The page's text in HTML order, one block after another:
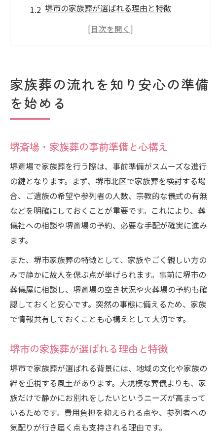
堺市の家族葬が選ばれる理由と特徴
堺斎場の家族葬で必要な手続きとは
堺斎場で行う家族葬の進行手順を解説
堺斎場・家族葬の進行手順とポイント
家族葬のタイムスケジュール作成法
家族葬の式場選びと堺斎場利用の流れ
葬儀の段取りが分かる安心ガイド
堺斎場・家族葬の段取り全体像とは
堺斎場・家族葬の事前確認事項まとめ
家族葬の進行で注意したい堺斎場の特徴
スト
堺斎場・家族葬で困らない段取りのコツ
堺市で家族葬を円滑に進めるヒントとは
堺斎場・家族葬を円滑に進める工夫
堺市家族葬の失敗しない進行ポイント
堺斎場・家族葬の相談先とサポート体制
堺市の家族葬に適した堺斎場の選び方
堺斎場・家族葬のスムーズな段取り方法
火葬場の利用や駐車場確保のポイント
堺斎場・家族葬で火葬場利用時の注意点
堺斎場・家族葬の駐車場確保とアクセス方
家族葬の流れを知り安心の準備
を始める
堺斎場・家族葬の事前準備と心構え
堺斎場で家族葬を行う際は、事前準備がスムーズな進行
の鍵となります。まず、堺市北区で家族葬を検討する場
合、ご遺族の希望や参列者の人数、宗教的な儀式の有無
などを明確にしておくことが重要です。これにより、葬
儀社への相談や堺斎場の予約、必要な手配が確実に進み
ます。
また、堺市家族葬の特徴として、家族やごく親しい方の
みで静かに故人を偲ぶ点が挙げられます。事前に堺市の
葬儀屋に相談し、堺斎場の空き状況や火葬場の予約も確
認しておくと安心です。突然の事態に備えるため、家族
で情報共有しておくことも心構えとして大切です。
堺市の家族葬が選ばれる理由と特徴
堺市で家族葬が選ばれる背景には、地域の文化や家族の
絆を重視する風土があります。大規模な葬儀よりも、家
族だけで静かにお別れをしたいというニーズが高まって
いるためです。費用負担を抑えられる点や、参列者への
気配りが行き届く点も支持される理由です。